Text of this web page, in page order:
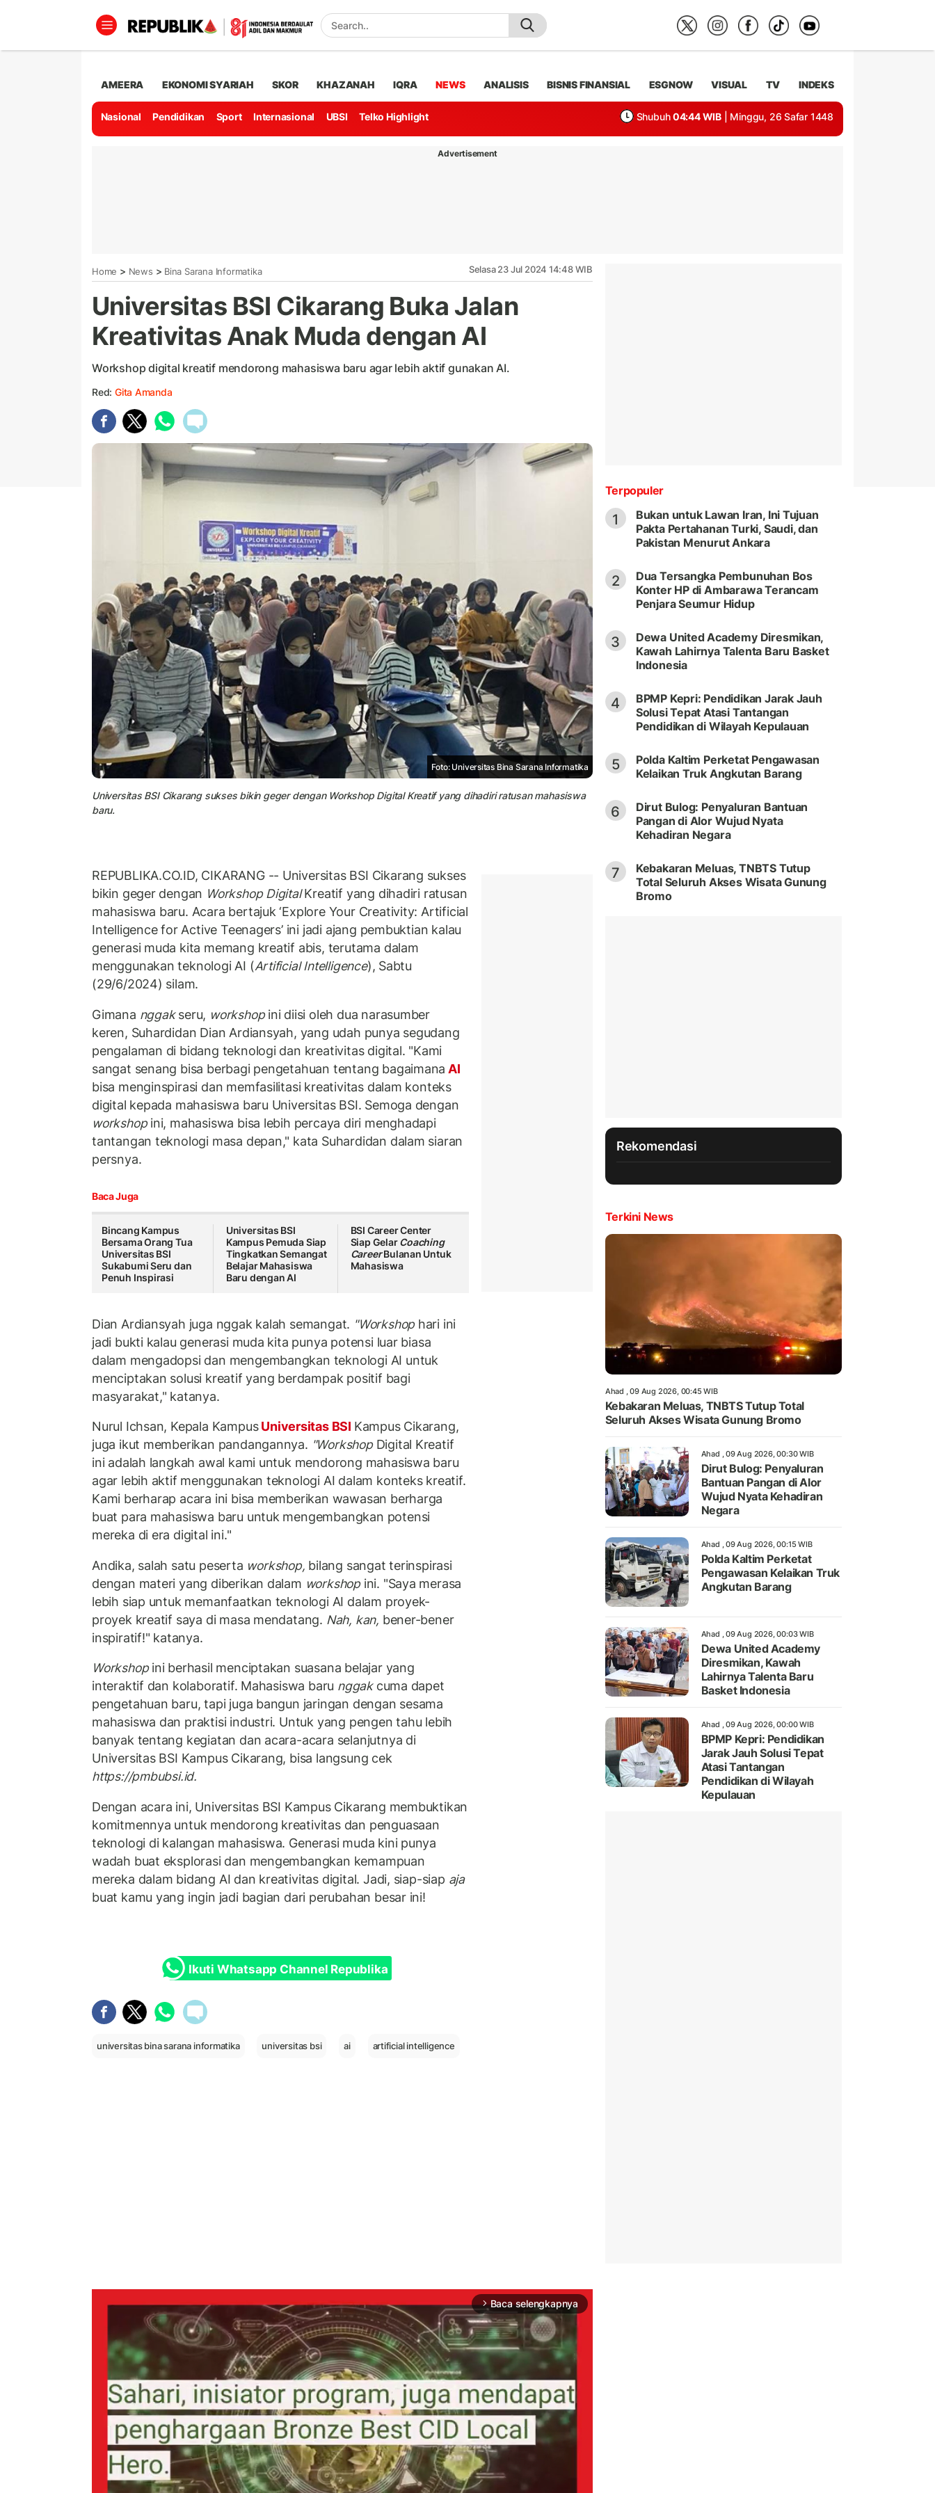
AMEERA EKONOMI SYARIAH SKOR KHAZANAH IQRA NEWS ANALISIS BISNIS FINANSIAL ESGNOW VISUAL TV INDEKS
Nasional Pendidikan Sport Internasional UBSI Telko Highlight Shubuh 04:44 WIB | Minggu, 26 Safar 1448
Advertisement
Home > News > Bina Sarana Informatika Selasa 23 Jul 2024 14:48 WIB
Universitas BSI Cikarang Buka Jalan
Kreativitas Anak Muda dengan AI
Workshop digital kreatif mendorong mahasiswa baru agar lebih aktif gunakan AI.
Red: Gita Amanda
Foto: Universitas Bina Sarana Informatika
Universitas BSI Cikarang sukses bikin geger dengan Workshop Digital Kreatif yang dihadiri ratusan mahasiswa
baru.
REPUBLIKA.CO.ID, CIKARANG -- Universitas BSI Cikarang sukses
bikin geger dengan Workshop DigitalKreatif yang dihadiri ratusan
mahasiswa baru. Acara bertajuk ‘Explore Your Creativity: Artificial
Intelligence for Active Teenagers’ ini jadi ajang pembuktian kalau
generasi muda kita memang kreatif abis, terutama dalam
menggunakan teknologi AI (Artificial Intelligence), Sabtu
(29/6/2024) silam.
Gimana nggakseru, workshopini diisi oleh dua narasumber
keren, Suhardidan Dian Ardiansyah, yang udah punya segudang
pengalaman di bidang teknologi dan kreativitas digital. "Kami
sangat senang bisa berbagi pengetahuan tentang bagaimana AI
bisa menginspirasi dan memfasilitasi kreativitas dalam konteks
digital kepada mahasiswa baru Universitas BSI. Semoga dengan
workshopini, mahasiswa bisa lebih percaya diri menghadapi
tantangan teknologi masa depan," kata Suhardidan dalam siaran
persnya.
Baca Juga
Bincang Kampus
Bersama Orang Tua
Universitas BSI
Sukabumi Seru dan
Penuh Inspirasi
Universitas BSI
Kampus Pemuda Siap
Tingkatkan Semangat
Belajar Mahasiswa
Baru dengan AI
BSI Career Center
Siap GelarCoaching
CareerBulanan Untuk
Mahasiswa
Dian Ardiansyah juga nggak kalah semangat. "Workshophari ini
jadi bukti kalau generasi muda kita punya potensi luar biasa
dalam mengadopsi dan mengembangkan teknologi AI untuk
menciptakan solusi kreatif yang berdampak positif bagi
masyarakat," katanya.
Nurul Ichsan, Kepala KampusUniversitas BSI Kampus Cikarang,
juga ikut memberikan pandangannya. "WorkshopDigital Kreatif
ini adalah langkah awal kami untuk mendorong mahasiswa baru
agar lebih aktif menggunakan teknologi AI dalam konteks kreatif.
Kami berharap acara ini bisa memberikan wawasan berharga
buat para mahasiswa baru untuk mengembangkan potensi
mereka di era digital ini."
Andika, salah satu peserta workshop, bilang sangat terinspirasi
dengan materi yang diberikan dalam workshopini. "Saya merasa
lebih siap untuk memanfaatkan teknologi AI dalam proyek-
proyek kreatif saya di masa mendatang. Nah, kan, bener-bener
inspiratif!" katanya.
Workshopini berhasil menciptakan suasana belajar yang
interaktif dan kolaboratif. Mahasiswa baru nggakcuma dapet
pengetahuan baru, tapi juga bangun jaringan dengan sesama
mahasiswa dan praktisi industri. Untuk yang pengen tahu lebih
banyak tentang kegiatan dan acara-acara selanjutnya di
Universitas BSI Kampus Cikarang, bisa langsung cek
https://pmbubsi.id.
Dengan acara ini, Universitas BSI Kampus Cikarang membuktikan
komitmennya untuk mendorong kreativitas dan penguasaan
teknologi di kalangan mahasiswa. Generasi muda kini punya
wadah buat eksplorasi dan mengembangkan kemampuan
mereka dalam bidang AI dan kreativitas digital. Jadi, siap-siap aja
buat kamu yang ingin jadi bagian dari perubahan besar ini!
Ikuti Whatsapp Channel Republika
universitas bina sarana informatika universitas bsi ai artificial intelligence
arrow_forward_ios Baca selengkapnya
Terpopuler
1
Bukan untuk Lawan Iran, Ini Tujuan
Pakta Pertahanan Turki, Saudi, dan
Pakistan Menurut Ankara
2
Dua Tersangka Pembunuhan Bos
Konter HP di Ambarawa Terancam
Penjara Seumur Hidup
3
Dewa United Academy Diresmikan,
Kawah Lahirnya Talenta Baru Basket
Indonesia
4
BPMP Kepri: Pendidikan Jarak Jauh
Solusi Tepat Atasi Tantangan
Pendidikan di Wilayah Kepulauan
5
Polda Kaltim Perketat Pengawasan
Kelaikan Truk Angkutan Barang
6
Dirut Bulog: Penyaluran Bantuan
Pangan di Alor Wujud Nyata
Kehadiran Negara
7
Kebakaran Meluas, TNBTS Tutup
Total Seluruh Akses Wisata Gunung
Bromo
Rekomendasi
Terkini News
Ahad , 09 Aug 2026, 00:45 WIB
Kebakaran Meluas, TNBTS Tutup Total
Seluruh Akses Wisata Gunung Bromo
Ahad , 09 Aug 2026, 00:30 WIB
Dirut Bulog: Penyaluran
Bantuan Pangan di Alor
Wujud Nyata Kehadiran
Negara
Ahad , 09 Aug 2026, 00:15 WIB
Polda Kaltim Perketat
Pengawasan Kelaikan Truk
Angkutan Barang
Ahad , 09 Aug 2026, 00:03 WIB
Dewa United Academy
Diresmikan, Kawah
Lahirnya Talenta Baru
Basket Indonesia
Ahad , 09 Aug 2026, 00:00 WIB
BPMP Kepri: Pendidikan
Jarak Jauh Solusi Tepat
Atasi Tantangan
Pendidikan di Wilayah
Kepulauan